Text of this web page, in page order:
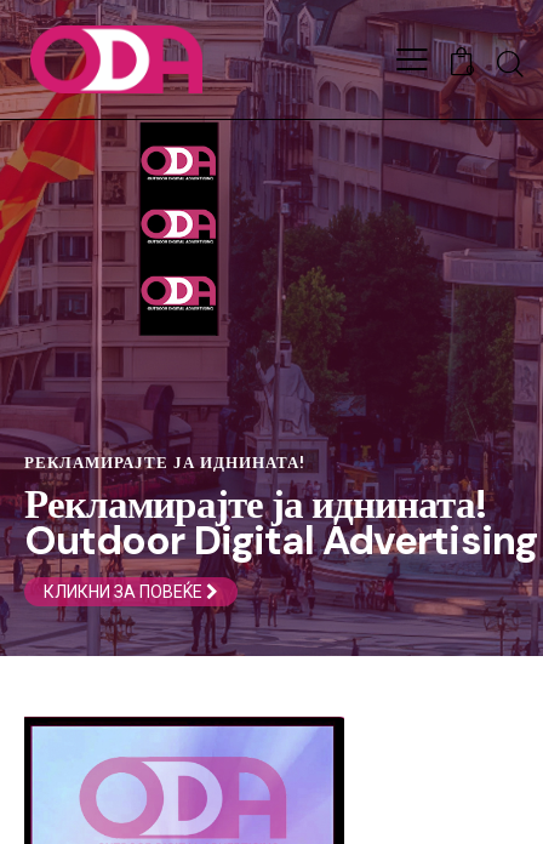
0
РЕКЛАМИРАЈТЕ ЈА ИДНИНАТА!
Рекламирајте ја иднината!
Outdoor Digital Advertising
КЛИКНИ ЗА ПОВЕЌЕ